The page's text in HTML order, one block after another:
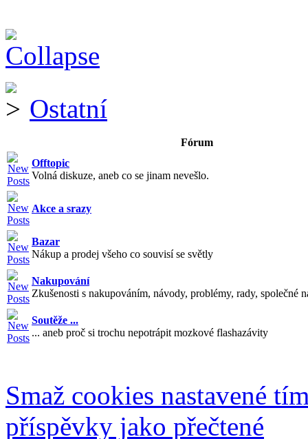
Ostatní
Fórum
Offtopic
Volná diskuze, aneb co se jinam nevešlo.
Akce a srazy
Bazar
Nákup a prodej všeho co souvisí se světly
Nakupování
Zkušenosti s nakupováním, návody, problémy, rady, společné
Soutěže ...
... aneb proč si trochu nepotrápit mozkové flashazávity
Smaž cookies nastavené
příspěvky jako přečtené